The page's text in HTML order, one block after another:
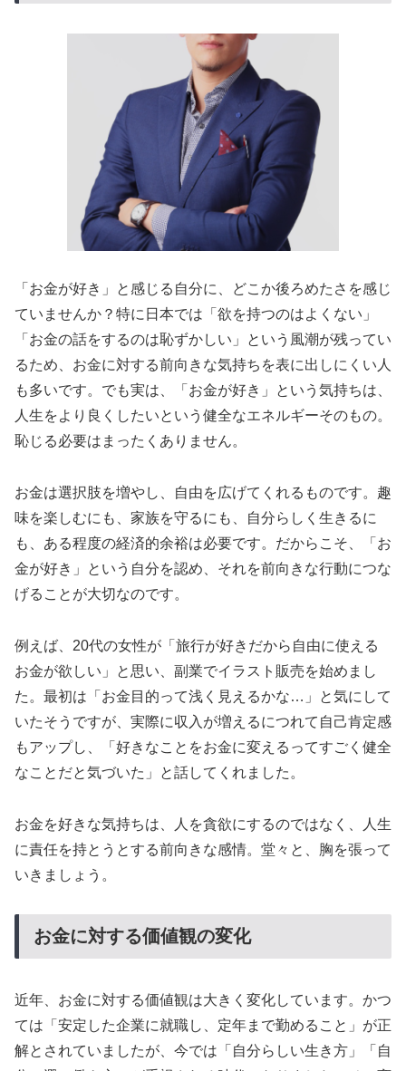
「お金が好き」と感じる自分に、どこか後ろめたさを感じ
ていませんか？特に日本では「欲を持つのはよくない」
「お金の話をするのは恥ずかしい」という風潮が残ってい
るため、お金に対する前向きな気持ちを表に出しにくい人
も多いです。でも実は、「お金が好き」という気持ちは、
人生をより良くしたいという健全なエネルギーそのもの。
恥じる必要はまったくありません。
お金は選択肢を増やし、自由を広げてくれるものです。趣
味を楽しむにも、家族を守るにも、自分らしく生きるに
も、ある程度の経済的余裕は必要です。だからこそ、「お
金が好き」という自分を認め、それを前向きな行動につな
げることが大切なのです。
例えば、20代の女性が「旅行が好きだから自由に使える
お金が欲しい」と思い、副業でイラスト販売を始めまし
た。最初は「お金目的って浅く見えるかな…」と気にして
いたそうですが、実際に収入が増えるにつれて自己肯定感
もアップし、「好きなことをお金に変えるってすごく健全
なことだと気づいた」と話してくれました。
お金を好きな気持ちは、人を貪欲にするのではなく、人生
に責任を持とうとする前向きな感情。堂々と、胸を張って
いきましょう。
お金に対する価値観の変化
近年、お金に対する価値観は大きく変化しています。かつ
ては「安定した企業に就職し、定年まで勤めること」が正
解とされていましたが、今では「自分らしい生き方」「自